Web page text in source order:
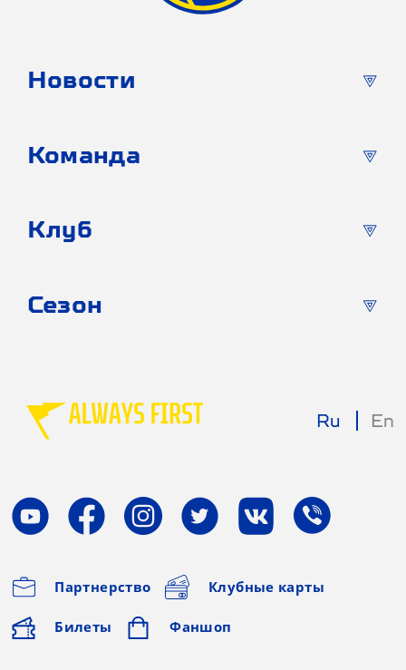
Ru En
Партнерство Клубные карты
Билеты Фаншоп
Новости
Команда
Клуб
Сезон